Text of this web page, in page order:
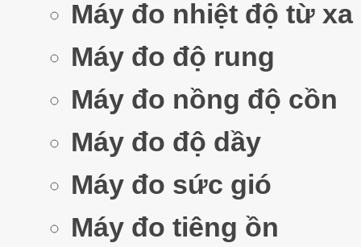
Máy đo nhiệt độ từ xa
Máy đo độ rung
Máy đo nồng độ cồn
Máy đo độ dầy
Máy đo sức gió
Máy đo tiêng ồn